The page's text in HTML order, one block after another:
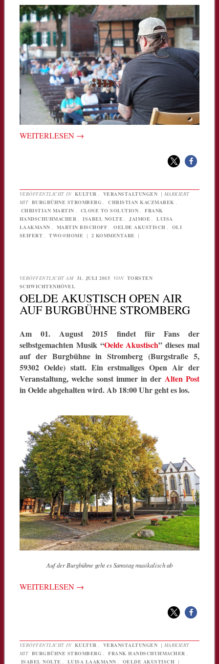
WEITERLESEN →
VERÖFFENTLICHT IN KULTUR , VERANSTALTUNGEN | MARKIERT
MIT BURGBÜHNE STROMBERG , CHRISTIAN KACZMAREK ,
CHRISTIAN MARTIN , CLOSE TO SOLUTION ,
FRANK
HANDSCHUHMACHER , ISABEL NOLTE , JAIMOE ,
LUISA
LAAKMANN , MARTIN BISCHOFF , OELDE AKUSTISCH ,
OLI
SEIFERT , TWO@HOME | 2 KOMMENTARE |
VERÖFFENTLICHT AM 31. JULI 2015 VON TORSTEN
SCHWICHTENHÖVEL
OELDE AKUSTISCH OPEN AIR
AUF BURGBÜHNE STROMBERG
Am 01. August 2015 findet für Fans der
selbstgemachten Musik “Oelde Akustisch” dieses mal
auf der Burgbühne in Stromberg (Burgstraße 5,
59302 Oelde) statt. Ein erstmaliges Open Air der
Veranstaltung, welche sonst immer in der Alten Post
in Oelde abgehalten wird. Ab 18:00 Uhr geht es los.
Auf der Burgbühne geht es Samstag musikalisch ab
WEITERLESEN →
VERÖFFENTLICHT IN KULTUR , VERANSTALTUNGEN | MARKIERT
MIT BURGBÜHNE STROMBERG , FRANK HANDSCHUHMACHER ,
ISABEL NOLTE , LUISA LAAKMANN , OELDE AKUSTISCH |